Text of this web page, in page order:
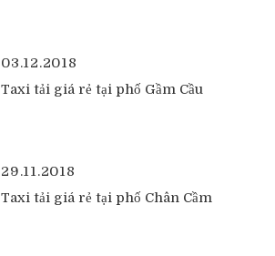
03.12.2018
Taxi tải giá rẻ tại phố Gầm Cầu
29.11.2018
Taxi tải giá rẻ tại phố Chân Cầm